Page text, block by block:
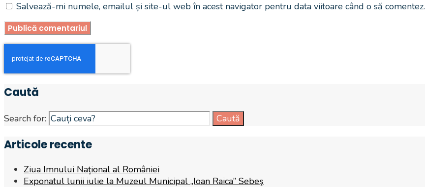
Salvează-mi numele, emailul și site-ul web în acest navigator pentru data viitoare când o să comentez.
Caută
Search for: Caută
Articole recente
Ziua Imnului Național al României
Exponatul lunii iulie la Muzeul Municipal „Ioan Raica” Sebeş